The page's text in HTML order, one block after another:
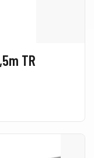
TR